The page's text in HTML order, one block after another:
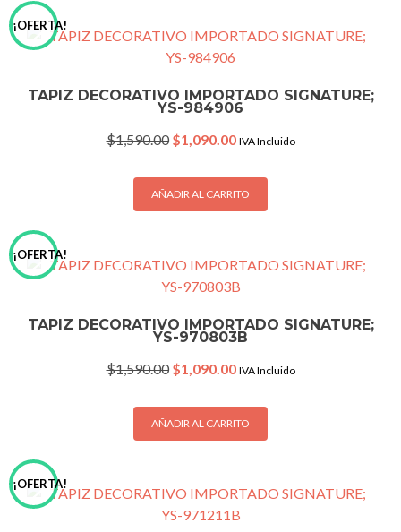
¡OFERTA!
TAPIZ DECORATIVO IMPORTADO SIGNATURE;
YS-984906
$1,590.00 Original
was:
$1,590.00.
$1,090.00Current
is:
$1,090.00.
IVA Incluido
AÑADIR AL CARRITO
¡OFERTA!
TAPIZ DECORATIVO IMPORTADO SIGNATURE;
YS-970803B
$1,590.00 Original
was:
$1,590.00.
$1,090.00Current
is:
$1,090.00.
IVA Incluido
AÑADIR AL CARRITO
¡OFERTA!